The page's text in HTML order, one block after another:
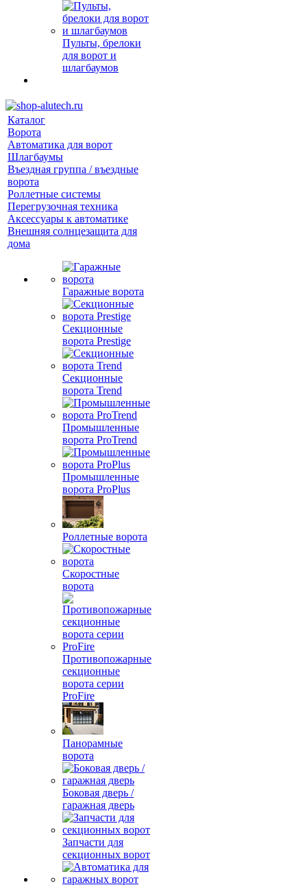
Пульты, брелоки
для ворот и
шлагбаумов
Каталог
Ворота
Автоматика для ворот
Шлагбаумы
Въездная группа / въездные
ворота
Роллетные системы
Перегрузочная техника
Аксессуары к автоматике
Внешняя солнцезащита для
дома
Гаражные ворота
Секционные
ворота Prestige
Секционные
ворота Trend
Промышленные
ворота ProTrend
Промышленные
ворота ProPlus
Роллетные ворота
Скоростные
ворота
Противопожарные
секционные
ворота серии
ProFire
Панорамные
ворота
Боковая дверь /
гаражная дверь
Запчасти для
секционных ворот